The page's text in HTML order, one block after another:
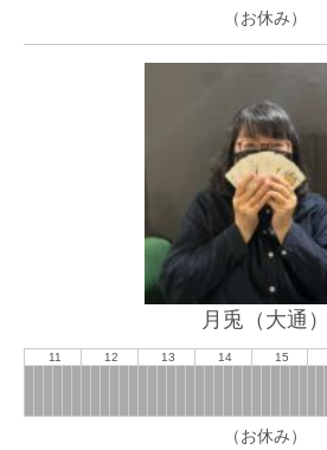
（お休み）
月兎（大通）
11 12 13 14 15
（お休み）